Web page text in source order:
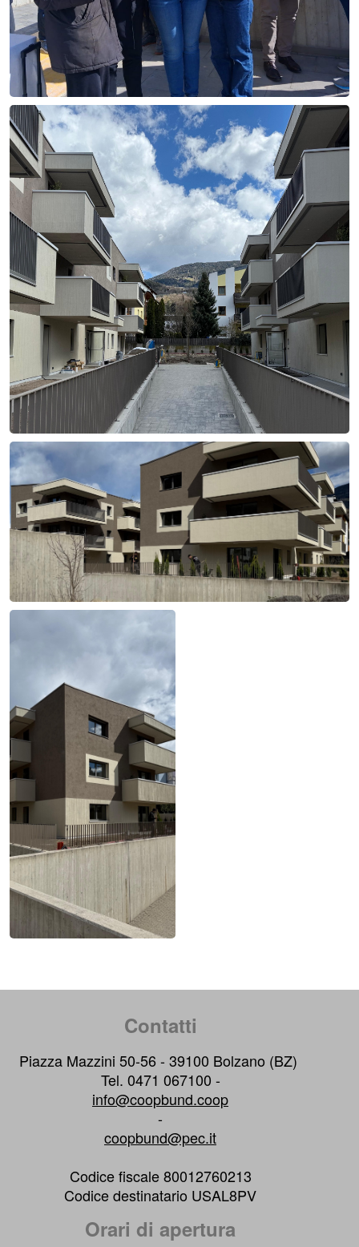
Contatti
Piazza Mazzini 50-56 - 39100 Bolzano (BZ)
Tel. 0471 067100 -
info@coopbund.coop
-
coopbund@pec.it
Codice fiscale 80012760213
Codice destinatario USAL8PV
Orari di apertura